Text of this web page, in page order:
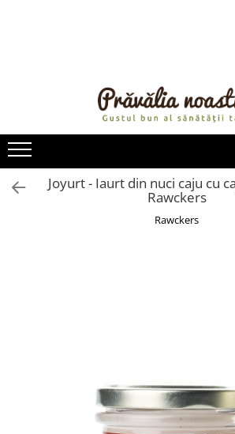
ULEIURI ȘI UNTURI
MĂSLINE
NUCI ȘI SEMINȚE
FRUCTE DESHIDRATATE
ÎNDULCITORI NATURALI / MIERE
CEAIURI GRECEȘTI
Joyurt - Iaurt din nuci caju cu
Rawckers
Rawckers